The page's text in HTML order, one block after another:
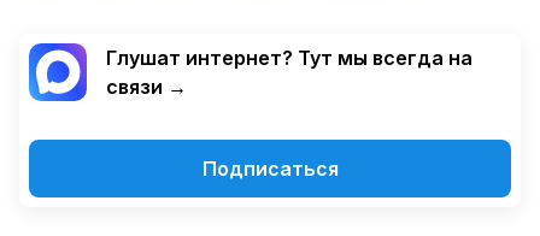
Глушат интернет? Тут мы всегда на
связи →
Подписаться